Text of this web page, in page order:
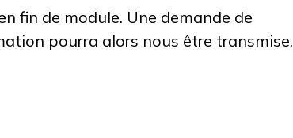
fin de module. Une demande de
pourra alors nous être transmise.